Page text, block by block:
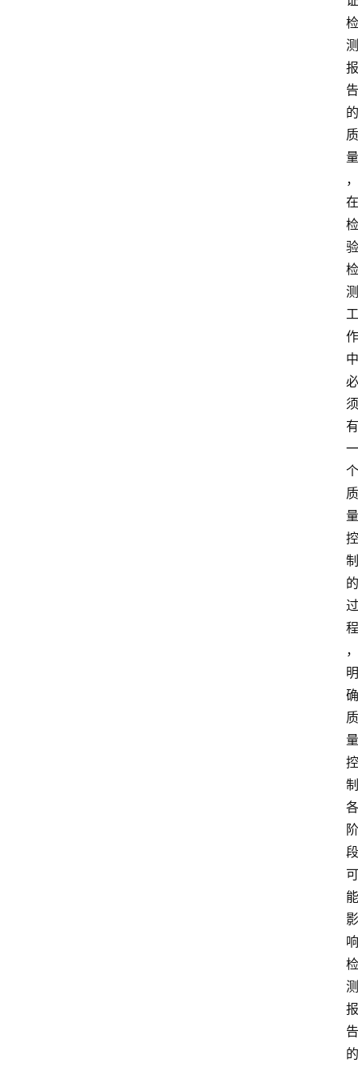
检
测
报
告
的
质
量
，
在
检
验
检
测
工
作
中
必
须
有
一
个
质
量
控
制
的
过
程
，
明
确
质
量
控
制
各
阶
段
可
能
影
响
检
测
报
告
的